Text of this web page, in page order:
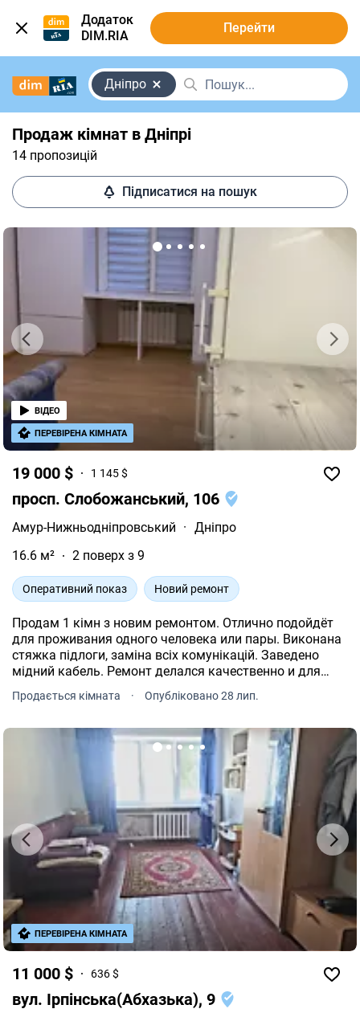
Додаток
DIM.RIA
Перейти
Дніпро
Продаж кімнат в Дніпрі
14 пропозицій
Підписатися на пошук
19 000 $ 1 145 $
просп. Слобожанський, 106
Амур-Нижньодніпровський · Дніпро
16.6 м²
2 поверх з 9
Оперативний показ Новий ремонт
Продам 1 кімн з новим ремонтом. Отлично подойдёт
для проживания одного человека или пары. Виконана
стяжка підлоги, заміна всіх комунікацій. Заведено
мідний кабель. Ремонт делался качественно и для
себя. На поверсі є кімната-кухня тільки для трьох
Мешканців. Або ж можна готувати у себе в кімнаті.
Продається кімната · Опубліковано 28 лип.
ВІДЕО
ПЕРЕВІРЕНА КІМНАТА
11 000 $ 636 $
вул. Ірпінська(Абхазька), 9
ПЕРЕВІРЕНА КІМНАТА